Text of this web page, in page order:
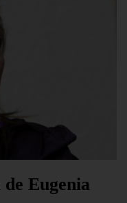
Eugenia